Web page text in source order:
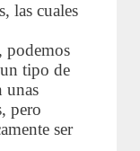
las cuales
podemos
tipo de
unas
pero
ser